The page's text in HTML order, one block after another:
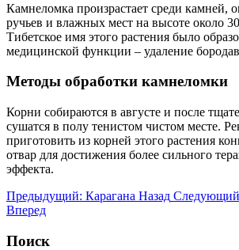
Камнеломка произрастает среди камней,
ручьев и влажных мест на высоте около
Тибетское имя этого растения было
медицинской функции – удаление
Методы обработки камнеломки
Корни собираются в августе и после
сушатся в полу тенистом чистом месте.
приготовить из корней этого растения
отвар для достижения более сильного
эффекта.
Предыдущий: Карагана Назад
Вперед
Поиск